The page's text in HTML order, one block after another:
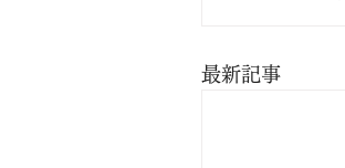
最新記事